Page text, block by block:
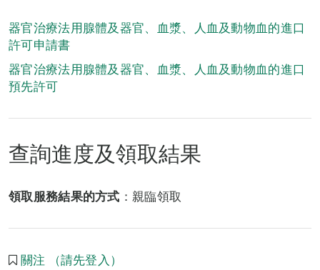
器官治療法用腺體及器官、血漿、人血及動物血的進口
許可申請書
器官治療法用腺體及器官、血漿、人血及動物血的進口
預先許可
查詢進度及領取結果
領取服務結果的方式 ：親臨領取
關注 （請先登入）